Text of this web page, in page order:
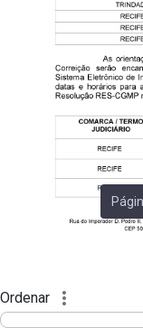
Ordenar